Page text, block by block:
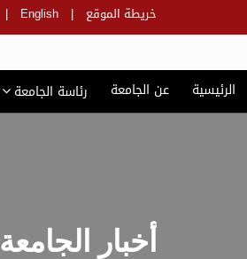
خريطة الموقع |
English
|
الرئيسية عن الجامعة رئاسة الجامعة
أخبار الجامعة